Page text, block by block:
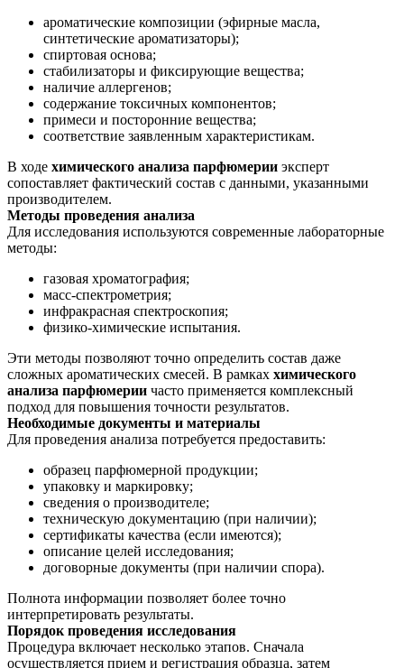
ароматические композиции (эфирные масла,
синтетические ароматизаторы);
спиртовая основа;
стабилизаторы и фиксирующие вещества;
наличие аллергенов;
содержание токсичных компонентов;
примеси и посторонние вещества;
соответствие заявленным характеристикам.
В ходе химического анализа парфюмерии эксперт
сопоставляет фактический состав с данными, указанными
производителем.
Методы проведения анализа
Для исследования используются современные лабораторные
методы:
газовая хроматография;
масс-спектрометрия;
инфракрасная спектроскопия;
физико-химические испытания.
Эти методы позволяют точно определить состав даже
сложных ароматических смесей. В рамках химического
анализа парфюмерии часто применяется комплексный
подход для повышения точности результатов.
Необходимые документы и материалы
Для проведения анализа потребуется предоставить:
образец парфюмерной продукции;
упаковку и маркировку;
сведения о производителе;
техническую документацию (при наличии);
сертификаты качества (если имеются);
описание целей исследования;
договорные документы (при наличии спора).
Полнота информации позволяет более точно
интерпретировать результаты.
Порядок проведения исследования
Процедура включает несколько этапов. Сначала
осуществляется прием и регистрация образца, затем